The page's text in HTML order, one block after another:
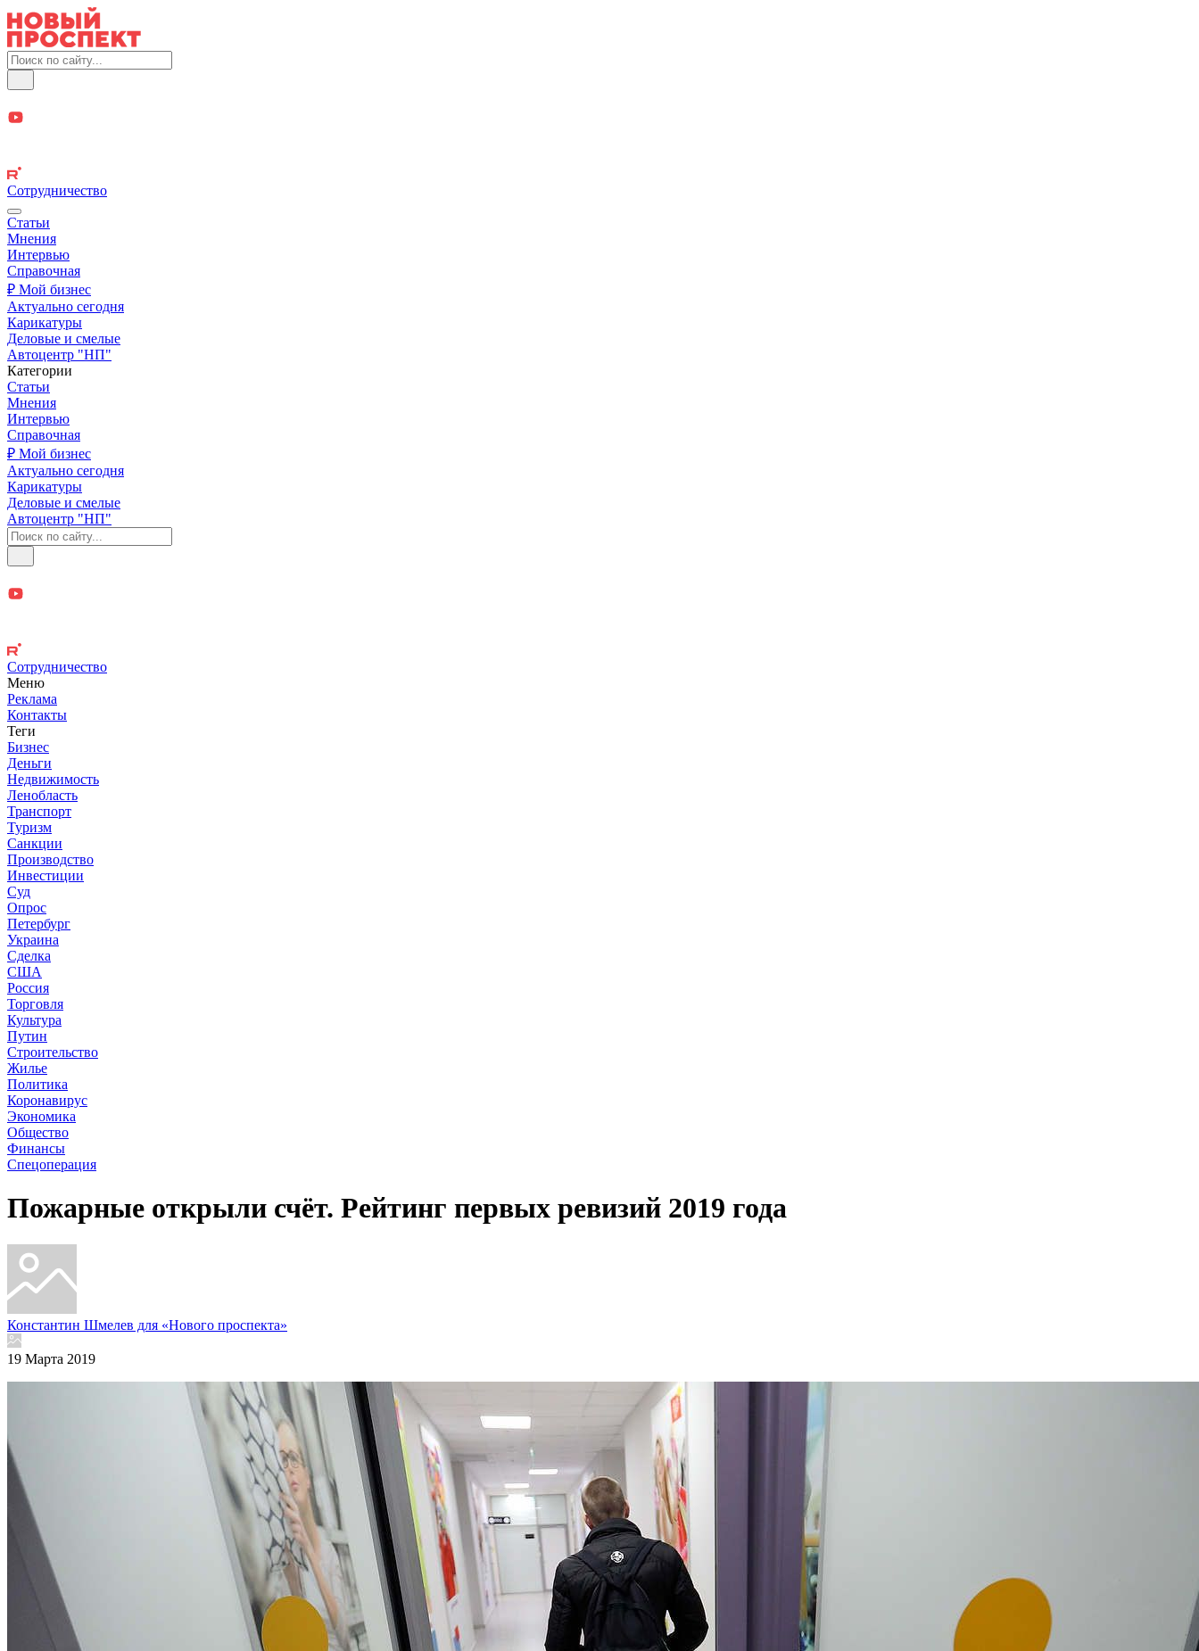
Сотрудничество
Статьи
Мнения
Интервью
Справочная
₽ Мой бизнес
Актуально сегодня
Карикатуры
Деловые и смелые
Автоцентр "НП"
Категории
Статьи
Мнения
Интервью
Справочная
₽ Мой бизнес
Актуально сегодня
Карикатуры
Деловые и смелые
Автоцентр "НП"
Сотрудничество
Меню
Реклама
Контакты
Теги
Бизнес
Деньги
Недвижимость
Ленобласть
Транспорт
Туризм
Санкции
Производство
Инвестиции
Суд
Опрос
Петербург
Украина
Сделка
США
Россия
Торговля
Культура
Путин
Строительство
Жилье
Политика
Коронавирус
Экономика
Общество
Финансы
Спецоперация
Пожарные открыли счёт. Рейтинг первых ревизий 2019 года
Константин Шмелев для «Нового проспекта»
19 Марта 2019